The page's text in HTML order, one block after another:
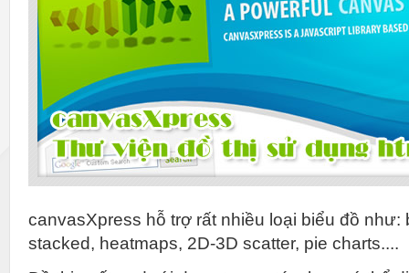
canvasXpress hỗ trợ rất nhiều loại biểu đồ như:
stacked, heatmaps, 2D-3D scatter, pie charts....